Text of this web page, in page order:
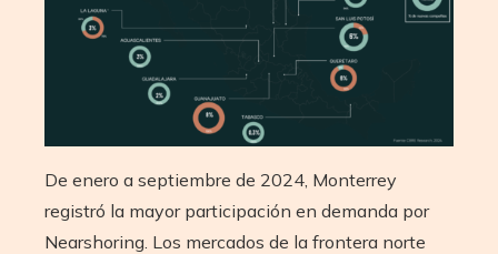
De enero a septiembre de 2024, Monterrey
registró la mayor participación en demanda por
Nearshoring. Los mercados de la frontera norte